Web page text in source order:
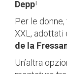
Depp!
Per le
XXL, adottati
de la
Un’altra